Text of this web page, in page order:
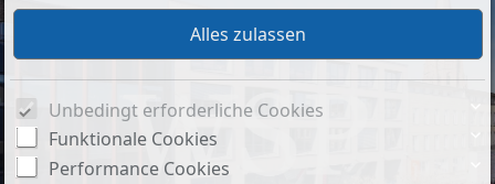
Unbedingt erforderliche Cookies
Funktionale Cookies
Performance Cookies